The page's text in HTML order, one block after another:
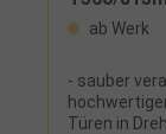
ab Werk
- sauber
Türen in